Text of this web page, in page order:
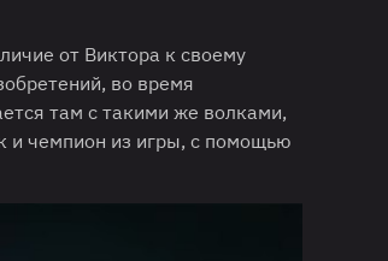
от Виктора к своему
во время
там с такими же волками,
и чемпион из игры, с помощью